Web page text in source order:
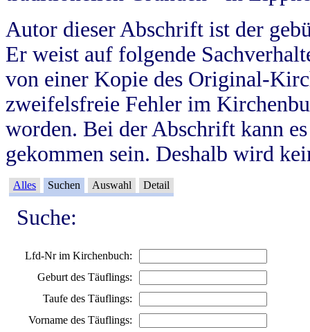
Autor dieser Abschrift ist der
Er weist auf folgende
von einer Kopie des Original-
zweifelsfreie Fehler im
worden. Bei der Abschrift kann
gekommen sein. Deshalb wird
Alles Suchen Auswahl Detail
Suche:
Lfd-Nr im Kirchenbuch:
Geburt des Täuflings:
Taufe des Täuflings:
Vorname des Täuflings: